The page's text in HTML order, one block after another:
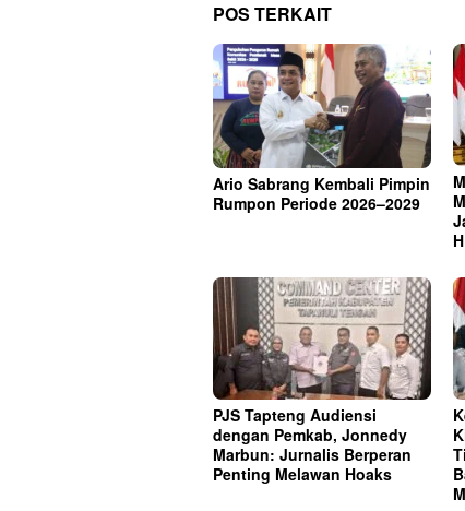
POS TERKAIT
Ario Sabrang Kembali Pimpin
Rumpon Periode 2026–2029
PJS Tapteng Audiensi
dengan Pemkab, Jonnedy
Marbun: Jurnalis Berperan
Penting Melawan Hoaks